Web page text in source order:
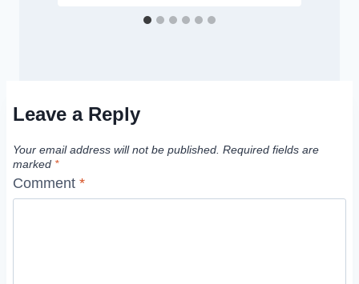
Leave a Reply
Your email address will not be published. Required fields are
marked *
Comment *